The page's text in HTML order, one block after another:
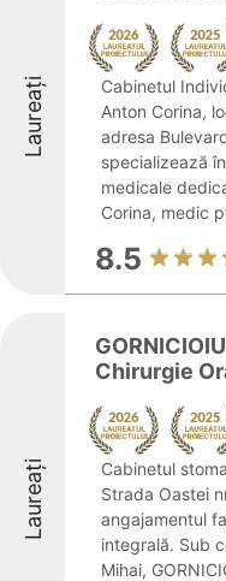
Laureați
Cabinetul
Anton Corina,
adresa
specializează
medicale
Corina, medic
8.5
Laureați
Chirurgie
Cabinetul
Strada Oastei
angajamentul
integrală. Sub
Mihai,